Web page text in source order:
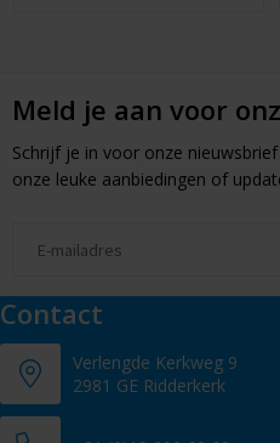
Meld je aan voor
Schrijf je in voor onze
onze leuke aanbiedingen of
Contact
Verlengde Kerkweg 9
2981 GE Ridderkerk